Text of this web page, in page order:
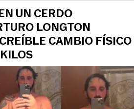
UN CERDO
LONGTON
CAMBIO FÍSICO